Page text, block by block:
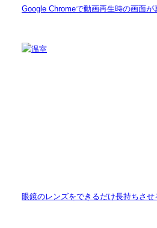
Google Chromeで動画再生時の画面が
眼鏡のレンズをできるだけ長持ちさせ